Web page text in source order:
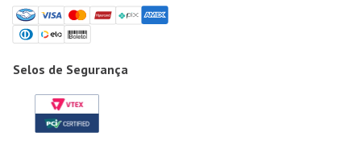
Selos de Segurança